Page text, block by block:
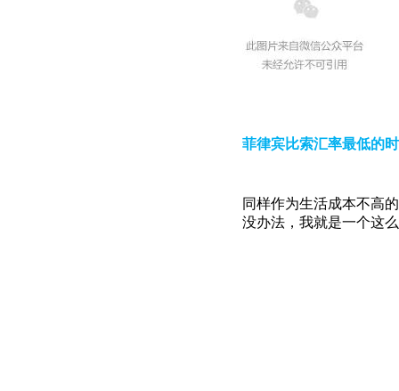
菲律宾比索汇率最低的
同样作为生活成本不高
没办法，我就是一个这